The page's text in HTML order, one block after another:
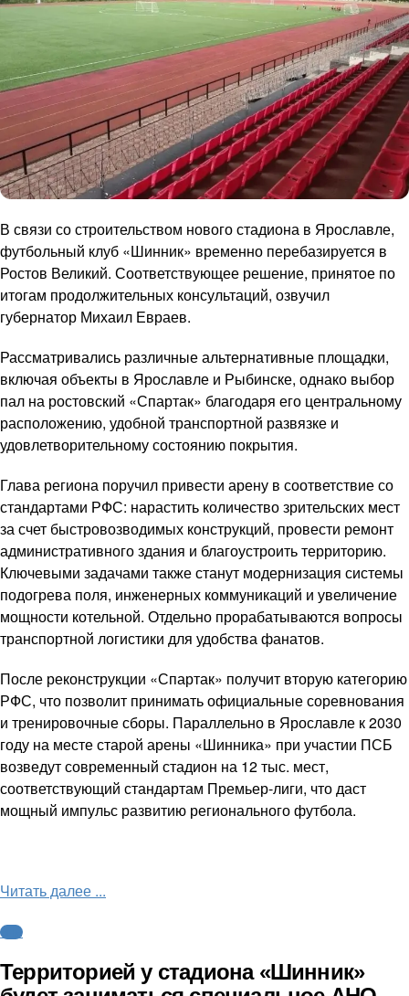
В связи со строительством нового стадиона в Ярославле,
футбольный клуб «Шинник» временно перебазируется в
Ростов Великий. Соответствующее решение, принятое по
итогам продолжительных консультаций, озвучил
губернатор Михаил Евраев.
Рассматривались различные альтернативные площадки,
включая объекты в Ярославле и Рыбинске, однако выбор
пал на ростовский «Спартак» благодаря его центральному
расположению, удобной транспортной развязке и
удовлетворительному состоянию покрытия.
Глава региона поручил привести арену в соответствие со
стандартами РФС: нарастить количество зрительских мест
за счет быстровозводимых конструкций, провести ремонт
административного здания и благоустроить территорию.
Ключевыми задачами также станут модернизация системы
подогрева поля, инженерных коммуникаций и увеличение
мощности котельной. Отдельно прорабатываются вопросы
транспортной логистики для удобства фанатов.
После реконструкции «Спартак» получит вторую категорию
РФС, что позволит принимать официальные соревнования
и тренировочные сборы. Параллельно в Ярославле к 2030
году на месте старой арены «Шинника» при участии ПСБ
возведут современный стадион на 12 тыс. мест,
соответствующий стандартам Премьер-лиги, что даст
мощный импульс развитию регионального футбола.
Читать далее ...
ФНЛ
Территорией у стадиона «Шинник»